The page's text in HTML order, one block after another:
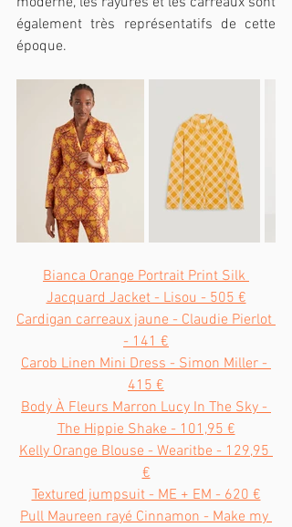
également très représentatifs de cette
époque.
Bianca Orange Portrait Print Silk
Jacquard Jacket - Lisou - 505 €
Cardigan carreaux jaune - Claudie Pierlot
- 141 €
Carob Linen Mini Dress - Simon Miller -
415 €
Body À Fleurs Marron Lucy In The Sky⁤⁣ -
The Hippie Shake - 101,95 €
Kelly Orange Blouse - Wearitbe - 129,95
€
Textured jumpsuit - ME + EM - 620 €
Pull Maureen rayé Cinnamon - Make my